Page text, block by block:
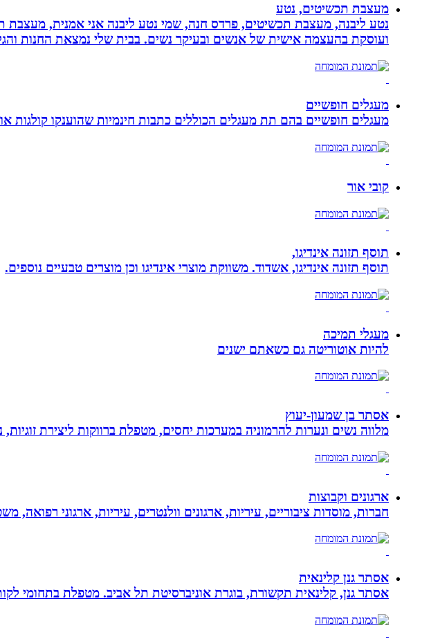
מעצבת תכשיטים, נטע
נטע ליבנה, מעצבת תכשיטים, פרדס חנה, שמי נטע ליבנה אני אמנית, מעצבת
ועוסקת בהעצמה אישית של אנשים ובעיקר נשים. בבית שלי נמצאת החנות
מעגלים חופשיים
מעגלים חופשיים בהם תת מעגלים הכוללים כתבות חינמיות שהוענקו קולגות
קובי אור
תוסף תזונה אינדיגו,
תוסף תזונה אינדיגו, אשדוד. משווקת מוצרי אינדיגו וכן מוצרים טבעיים נוספים.
מעגלי תמיכה
להיות אוטוריטה גם כשאתם ישנים
אסתר בן שמעון-יעוץ
מלווה נשים ונערות להרמוניה במערכות יחסים, מטפלת ברווקות ליצירת
ארגונים וקבוצות
חברות, מוסדות ציבוריים, עיריות, ארגונים וולנטרים, עיריות, ארגוני
אסתר גנן קלינאית
אסתר גנן, קלינאית תקשורת, בוגרת אוניברסיטת תל אביב. מטפלת בתחומי